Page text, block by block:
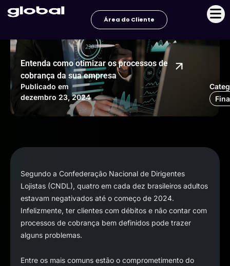
para
conteúdo
Área do Cliente
Entenda como otimizar os processos de
cobrança da sua empresa
Publicado em
dezembro 23, 2024
Segundo a Confederação Nacional de Dirigentes
Lojistas (CNDL), quatro em cada dez brasileiros adultos
estavam negativados até o começo de 2024.
Infelizmente, ter clientes com débitos e não contar com
processos de cobrança bem definidos pode trazer
alguns problemas.
Entre os mais comuns estão o comprometimento do